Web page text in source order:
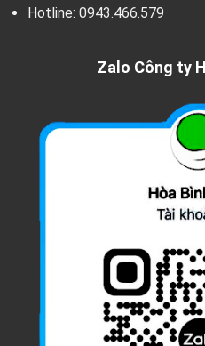
Hotline: 0943.466.579
Zalo Công ty